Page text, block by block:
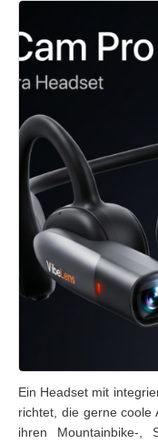
Ein Headset mit
richtet, die gerne coole
ihren Mountainbike-,